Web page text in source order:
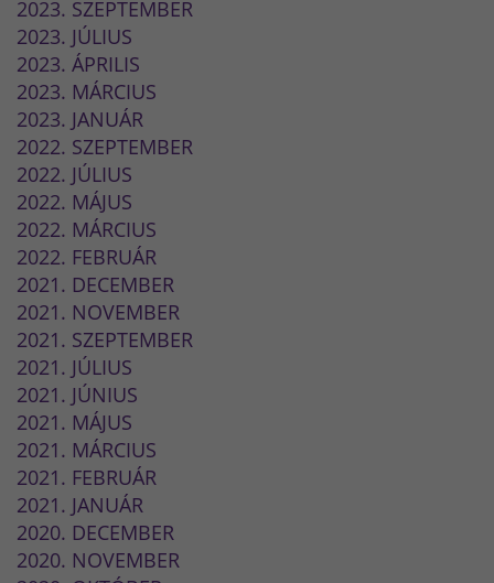
2023. SZEPTEMBER
2023. JÚLIUS
2023. ÁPRILIS
2023. MÁRCIUS
2023. JANUÁR
2022. SZEPTEMBER
2022. JÚLIUS
2022. MÁJUS
2022. MÁRCIUS
2022. FEBRUÁR
2021. DECEMBER
2021. NOVEMBER
2021. SZEPTEMBER
2021. JÚLIUS
2021. JÚNIUS
2021. MÁJUS
2021. MÁRCIUS
2021. FEBRUÁR
2021. JANUÁR
2020. DECEMBER
2020. NOVEMBER